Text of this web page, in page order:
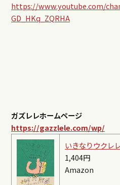
https://www.youtube.com/
GD_HKq_ZQRHA
ガズレレホームページ
https://gazzlele.com/wp/
いきなりウクレ
1,404円
Amazon